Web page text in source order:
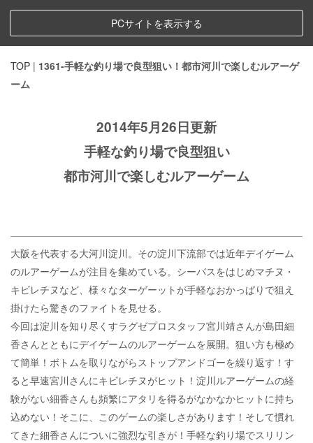
PCサイトを表示する
TOP | 1361-手軽な釣り場で良型狙い！都市河川で楽しむルアーゲ
ーム
2014年5月26日更新
手軽な釣り場で良型狙い
都市河川で楽しむルアーゲーム
大阪を代表する大河川淀川。その淀川下流部では近年デイゲーム
のルアーゲームが注目を集めている。シーバスをはじめマチヌ・
キビレチヌなど、様々なターゲーットが手軽なおかっぱりで狙え
掛けたら驚きのファイトを見せる。
今回は淀川を知り尽くすラグゼプロスタッフ宮川靖さんが島田細
香さんとともにデイゲームのルアーゲームを展開。狙い方も極め
て簡単！ボトムを取りながらストップアンドゴーを繰り返す！す
ると早速宮川さんにキビレチヌがヒット！淀川ルアーゲームの経
験がない細香さんも頻繁にアタリを得るがなかなかヒットに持ち
込めない！そこに、このゲームの楽しさがあります！そして慣れ
てきた細香さんについに強烈な引きが！手軽な釣り場でスリリン